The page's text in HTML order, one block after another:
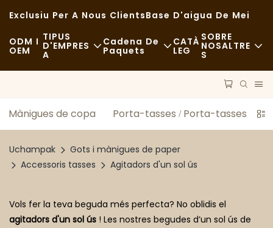
Exclusiu Per A Nous ClientsBase D'aigua De Mei
ODM I
OEM
TIPUS
D'EMPRES
A
Menjar Ràpid
Menjar De Luxe
Cafeteries I Cafeteries
Food Trucks
Cadena De
Paquets
Procés
Tecnologia
CATÀ
LEG
SOBRE
NOSALTRE
S
Notícies
Casos
FAQS
Mànigues de copa Porta-tasses / Porta-tasses
Uchampak
Gots i mànigues de paper
Accessoris tasses
Agitadors d'un sol ús
Vols fer la teva beguda més perfecta? No oblidis el
agitadors d'un sol ús ! Les nostres begudes d’un sol ús de